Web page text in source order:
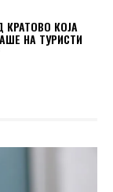
КОЈА
НА ТУРИСТИ